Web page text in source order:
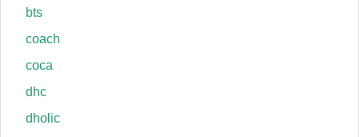
bts
coach
coca
dhc
dholic